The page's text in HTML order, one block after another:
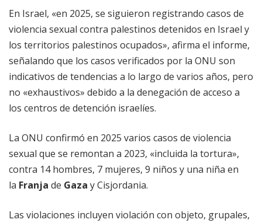
En Israel, «en 2025, se siguieron registrando casos de
violencia sexual contra palestinos detenidos en Israel y
los territorios palestinos ocupados», afirma el informe,
señalando que los casos verificados por la ONU son
indicativos de tendencias a lo largo de varios años, pero
no «exhaustivos» debido a la denegación de acceso a
los centros de detención israelíes.
La ONU confirmó en 2025 varios casos de violencia
sexual que se remontan a 2023, «incluida la tortura»,
contra 14 hombres, 7 mujeres, 9 niños y una niña en
la Franja de Gaza y Cisjordania.
Las violaciones incluyen violación con objeto, grupales,